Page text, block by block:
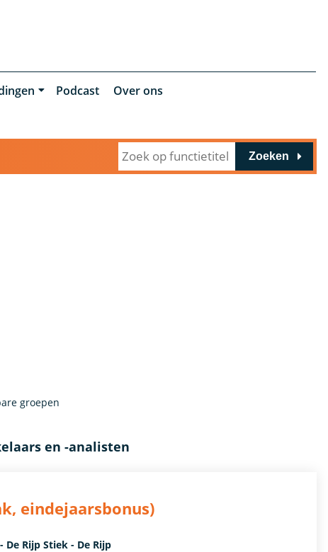
Podcast
Over ons
Zoeken
groepen
en -analisten
eindejaarsbonus)
Rijp Stiek - De Rijp